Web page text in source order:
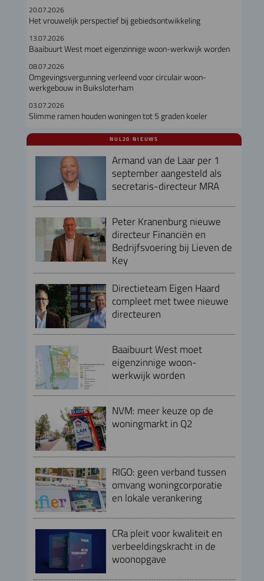
20.07.2026
Het vrouwelijk perspectief bij gebiedsontwikkeling
13.07.2026
Baaibuurt West moet eigenzinnige woon-werkwijk worden
08.07.2026
Omgevingsvergunning verleend voor circulair woon-
werkgebouw in Buiksloterham
03.07.2026
Slimme ramen houden woningen tot 5 graden koeler
NUL20 NIEUWS
Armand van de Laar per 1
september aangesteld als
secretaris-directeur MRA
Peter Kranenburg nieuwe
directeur Financiën en
Bedrijfsvoering bij Lieven de
Key
Directieteam Eigen Haard
compleet met twee nieuwe
directeuren
Baaibuurt West moet
eigenzinnige woon-
werkwijk worden
NVM: meer keuze op de
woningmarkt in Q2
RIGO: geen verband tussen
omvang woningcorporatie
en lokale verankering
CRa pleit voor kwaliteit en
verbeeldingskracht in de
woonopgave